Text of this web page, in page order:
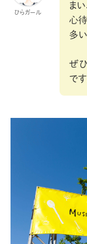
ひらガール
まい
心
多い
ぜ
です